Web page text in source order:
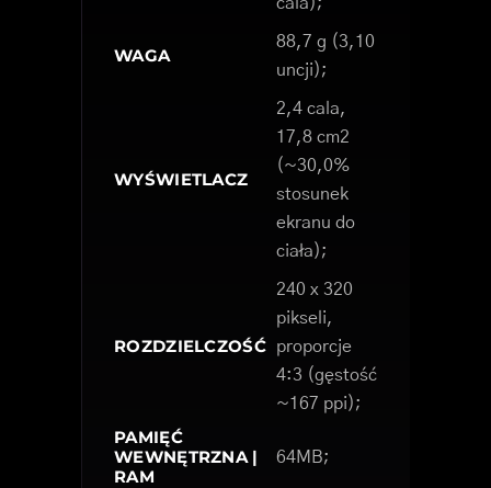
WAGA
88,7 g (3,10
uncji);
WYŚWIETLACZ
2,4 cala,
17,8 cm2
(~30,0%
stosunek
ekranu do
ciała);
ROZDZIELCZOŚĆ
240 x 320
pikseli,
proporcje
4:3 (gęstość
~167 ppi);
PAMIĘĆ
WEWNĘTRZNA |
RAM
64MB;